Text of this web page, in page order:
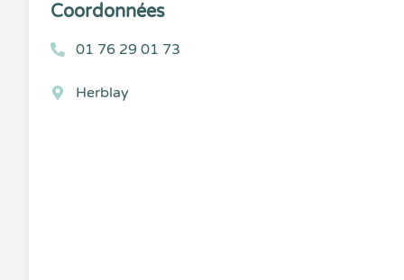
Coordonnées
01 76 29 01 73
Herblay